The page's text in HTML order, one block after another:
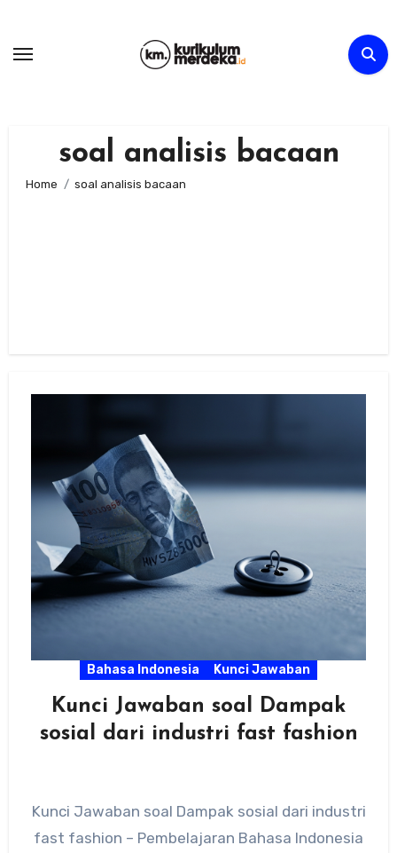
content
soal analisis bacaan
Home soal analisis bacaan
Bahasa Indonesia Kunci Jawaban
Kunci Jawaban soal Dampak
sosial dari industri fast fashion
Kunci Jawaban soal Dampak sosial dari industri
fast fashion – Pembelajaran Bahasa Indonesia